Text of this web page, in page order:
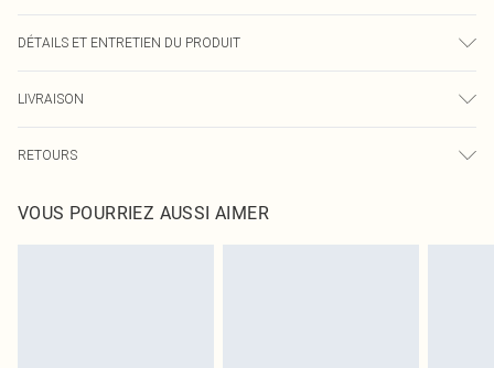
DÉTAILS ET ENTRETIEN DU PRODUIT
tissu utilisé, la couleur peut déteindre.
LIVRAISON
Livraison express France
Jusqu'à 2-3 jours ouvrables
RETOURS
pour nous retourner un article.
Veuillez noter que nous ne pouvons pas rembourser les masques tendance, les
VOUS POURRIEZ AUSSI AIMER